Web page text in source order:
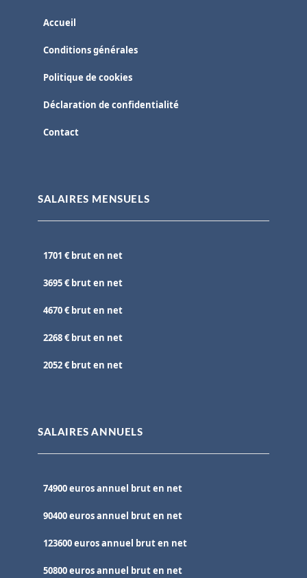
Accueil
Conditions générales
Politique de cookies
Déclaration de confidentialité
Contact
SALAIRES MENSUELS
1701 € brut en net
3695 € brut en net
4670 € brut en net
2268 € brut en net
2052 € brut en net
SALAIRES ANNUELS
74900 euros annuel brut en net
90400 euros annuel brut en net
123600 euros annuel brut en net
50800 euros annuel brut en net